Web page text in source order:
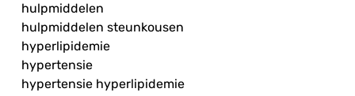
hulpmiddelen
hulpmiddelen steunkousen
hyperlipidemie
hypertensie
hypertensie hyperlipidemie